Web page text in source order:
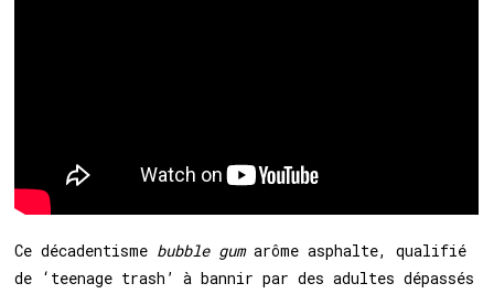
Ce décadentisme bubble gumarôme asphalte, qualifié
de ‘teenage trash’ à bannir par des adultes dépassés